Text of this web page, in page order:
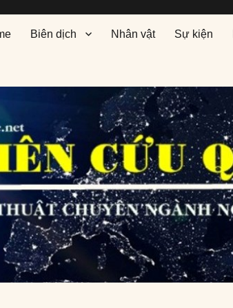
Biên dịch Nhân vật Sự kiện